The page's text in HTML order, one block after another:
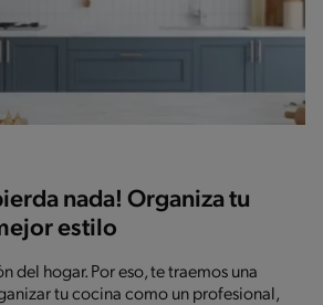
nada! Organiza tu
estilo
del hogar. Por eso, te traemos una
tu cocina como un profesional,